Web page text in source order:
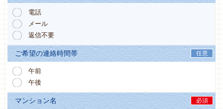
電話
メール
返信不要
ご希望の連絡時間帯 任意
午前
午後
マンション名 必須